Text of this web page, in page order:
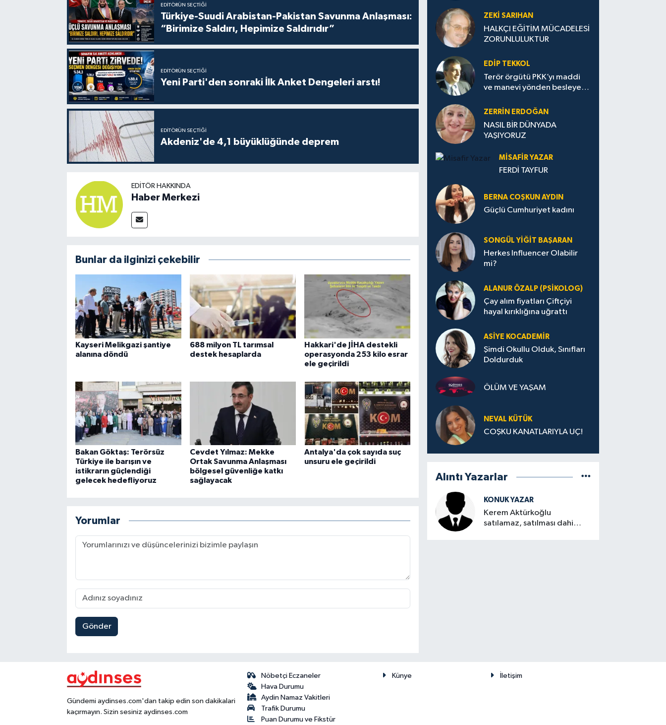
EDITÖRÜN SEÇTIĞI
Türkiye-Suudi Arabistan-Pakistan Savunma Anlaşması:
“Birimize Saldırı, Hepimize Saldırıdır”
EDITÖRÜN SEÇTIĞI
Yeni Parti'den sonraki İlk Anket Dengeleri arstı!
EDITÖRÜN SEÇTIĞI
Akdeniz'de 4,1 büyüklüğünde deprem
EDITÖR HAKKINDA
Haber Merkezi
Bunlar da ilginizi çekebilir
Kayseri Melikgazi şantiye
alanına döndü
688 milyon TL tarımsal
destek hesaplarda
Hakkari'de JİHA destekli
operasyonda 253 kilo esrar
ele geçirildi
Bakan Göktaş: Terörsüz
Türkiye ile barışın ve
istikrarın güçlendiği
gelecek hedefliyoruz
Cevdet Yılmaz: Mekke
Ortak Savunma Anlaşması
bölgesel güvenliğe katkı
sağlayacak
Antalya'da çok sayıda suç
unsuru ele geçirildi
Yorumlar
Gönder
ZEKI SARIHAN
HALKÇI EĞİTİM MÜCADELESİ
ZORUNLULUKTUR
EDIP TEKKOL
Terör örgütü PKK’yı maddi
ve manevi yönden besleyen
ZERRIN ERDOĞAN
NASIL BİR DÜNYADA
YAŞIYORUZ
MISAFIR YAZAR
FERDİ TAYFUR
BERNA COŞKUN AYDIN
Güçlü Cumhuriyet kadını
SONGÜL YIĞIT BAŞARAN
Herkes Influencer Olabilir
mi?
ALANUR ÖZALP (PSIKOLOG)
Çay alım fiyatları Çiftçiyi
hayal kırıklığına uğrattı
ASIYE KOCADEMİR
Şimdi Okullu Olduk, Sınıfları
Doldurduk
ÖLÜM VE YAŞAM
NEVAL KÜTÜK
COŞKU KANATLARIYLA UÇ!
Alıntı Yazarlar
KONUK YAZAR
Kerem Aktürkoğlu
satılamaz, satılması dahi
Gündemi aydinses.com'dan takip edin son dakikalari
kaçırmayın. Sizin sesiniz aydinses.com
Nöbetçi Eczaneler
Hava Durumu
Aydin Namaz Vakitleri
Trafik Durumu
Puan Durumu ve Fikstür
Künye İletişim